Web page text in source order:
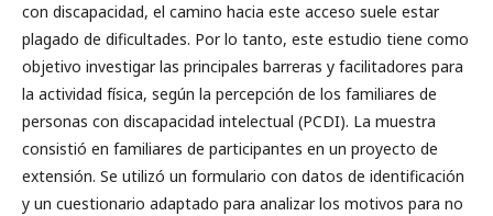
con discapacidad, el camino hacia este acceso suele estar
plagado de dificultades. Por lo tanto, este estudio tiene como
objetivo investigar las principales barreras y facilitadores para
la actividad física, según la percepción de los familiares de
personas con discapacidad intelectual (PCDI). La muestra
consistió en familiares de participantes en un proyecto de
extensión. Se utilizó un formulario con datos de identificación
y un cuestionario adaptado para analizar los motivos para no